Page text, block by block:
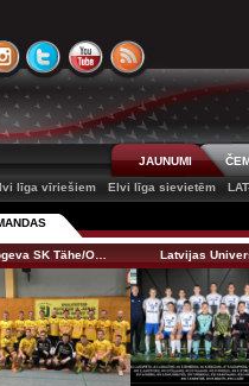
JAUNUMI
līga vīriešiem
Elvi līga sievietēm
SK Tähe/O… Latvijas